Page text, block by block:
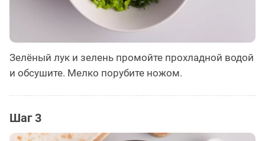
Зелёный лук и зелень промойте прохладной водой
и обсушите. Мелко порубите ножом.
Шаг 3